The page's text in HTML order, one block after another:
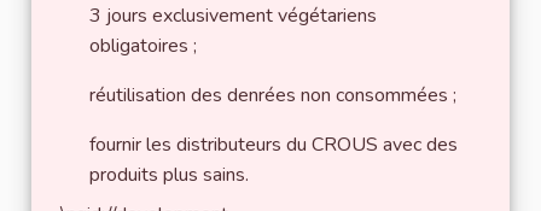
3 jours exclusivement végétariens
obligatoires ;
réutilisation des denrées non consommées ;
fournir les distributeurs du CROUS avec des
produits plus sains.